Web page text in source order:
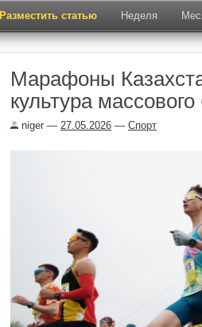
Разместить статью Неделя
Марафоны
культура массового
niger — 27.05.2026 — Спорт